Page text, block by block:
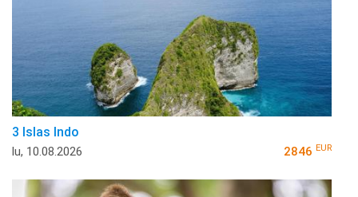
3 Islas Indo
lu, 10.08.2026 2846 EUR